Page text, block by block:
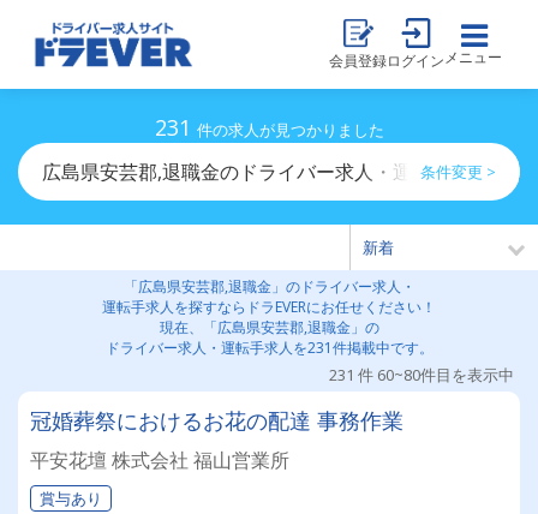
会員登録ログイン メニュー
231 件の求人が見つかりました
広島県安芸郡,退職金のドライバー求人・運転手求人一覧
条件変更 >
「広島県安芸郡,退職金」のドライバー求人・
運転手求人を探すならドラEVERにお任せください！
現在、「広島県安芸郡,退職金」の
ドライバー求人・運転手求人を231件掲載中です。
231 件 60~80件目を表示中
冠婚葬祭におけるお花の配達 事務作業
平安花壇 株式会社 福山営業所
賞与あり